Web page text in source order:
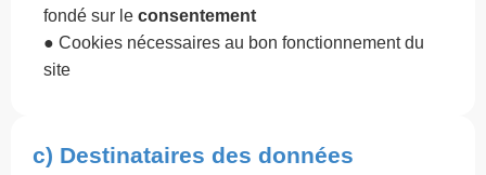
fondé sur le consentement
● Cookies nécessaires au bon fonctionnement du
site
c) Destinataires des données